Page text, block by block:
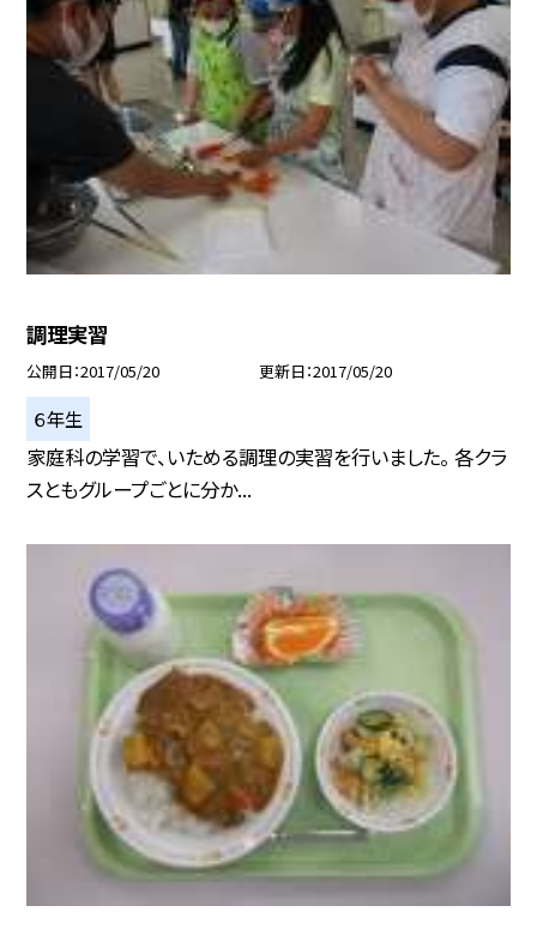
調理実習
公開日 2017/05/20 更新日 2017/05/20
６年生
家庭科の学習で、いためる調理の実習を行いました。 各クラ
スともグループごとに分か...